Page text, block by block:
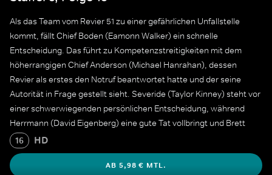
Als das Team vom Revier 51 zu einer gefährlichen Unfallstelle
kommt, fällt Chief Boden (Eamonn Walker) ein schnelle
Entscheidung. Das führt zu Kompetenzstreitigkeiten mit dem
höherrangigen Chief Anderson (Michael Hanrahan), dessen
Revier als erstes den Notruf beantwortet hatte und der seine
Autorität in Frage gestellt sieht. Severide (Taylor Kinney) steht vor
einer schwerwiegenden persönlichen Entscheidung, während
Herrmann (David Eigenberg) eine gute Tat vollbringt und Brett
(Kara Killmer) dabei ist, einige Dinge in ihrem Leben zu ändern.
16 HD
AB 5,98 € MTL.